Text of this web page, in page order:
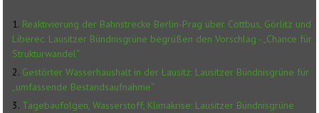
Reaktivierung der Bahnstrecke Berlin-Prag über Cottbus, Görlitz und
Liberec. Lausitzer Bündnisgrüne begrüßen den Vorschlag - „Chance für
Strukturwandel“
Gestörter Wasserhaushalt in der Lausitz: Lausitzer Bündnisgrüne für
„umfassende Bestandsaufnahme“
Tagebaufolgen, Wasserstoff, Klimakrise: Lausitzer Bündnisgrüne